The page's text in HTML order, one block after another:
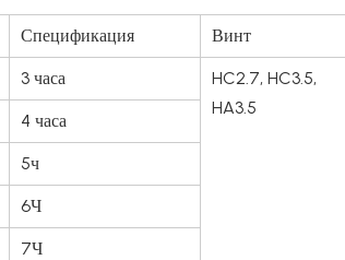
Спецификация Винт
3 часа
HC2.7, HC3.5,
HA3.5
4 часа
5ч
6Ч
7Ч